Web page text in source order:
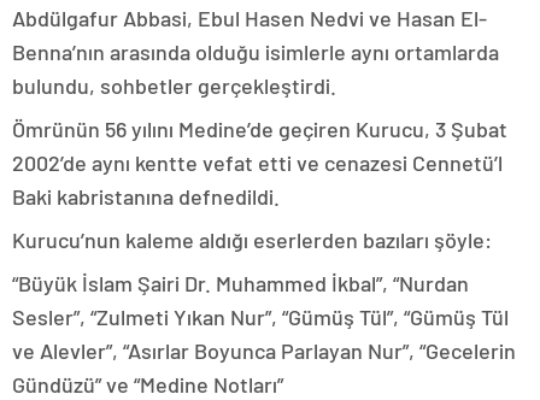
Abdülgafur Abbasi, Ebul Hasen Nedvi ve Hasan El-
Benna’nın arasında olduğu isimlerle aynı ortamlarda
bulundu, sohbetler gerçekleştirdi.
Ömrünün 56 yılını Medine’de geçiren Kurucu, 3 Şubat
2002’de aynı kentte vefat etti ve cenazesi Cennetü’l
Baki kabristanına defnedildi.
Kurucu’nun kaleme aldığı eserlerden bazıları şöyle:
“Büyük İslam Şairi Dr. Muhammed İkbal”, “Nurdan
Sesler”, “Zulmeti Yıkan Nur”, “Gümüş Tül”, “Gümüş Tül
ve Alevler”, “Asırlar Boyunca Parlayan Nur”, “Gecelerin
Gündüzü” ve “Medine Notları”